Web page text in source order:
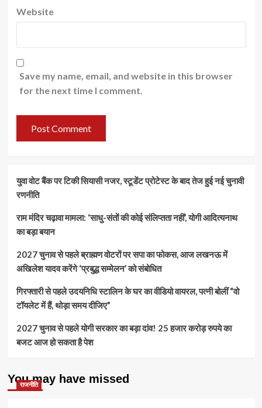
Website
Save my name, email, and website in this browser
for the next time I comment.
युवा वोट बैंक पर टिकी सियासी नजर, स्टूडेंट प्रोटेस्ट के बाद तेज हुई नई चुनावी
रणनीति
राम मंदिर चढ़ावा मामला: ‘साधु-संतों की कोई संलिप्तता नहीं’, योगी आदित्यनाथ
का बड़ा बयान
2027 चुनाव से पहले ब्राह्मण वोटरों पर सपा का फोकस, आज लखनऊ में
अखिलेश यादव करेंगे ‘प्रबुद्ध सम्मेलन’ को संबोधित
गिरफ्तारी से पहले उदयनिधि स्टालिन के घर का वीडियो वायरल, पत्नी बोलीं “वो
टॉयलेट में हैं, थोड़ा समय दीजिए”
2027 चुनाव से पहले योगी सरकार का बड़ा दांव! 25 हजार करोड़ रुपये का
बजट आज हो सकता है पेश
You may have missed
राजनीति